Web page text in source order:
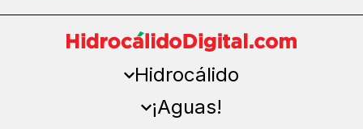
Hidrocálido
¡Aguas!